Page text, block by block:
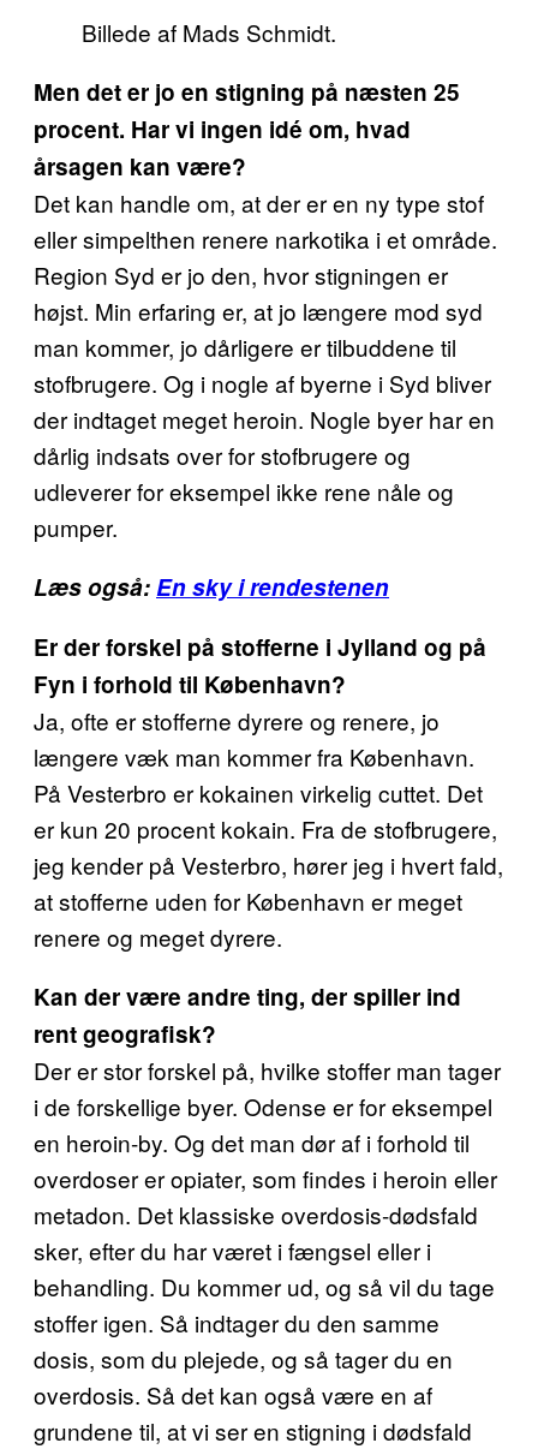
Billede af Mads Schmidt.
Men det er jo en stigning på næsten 25
procent. Har vi ingen idé om, hvad
årsagen kan være?
Det kan handle om, at der er en ny type stof
eller simpelthen renere narkotika i et område.
Region Syd er jo den, hvor stigningen er
højst. Min erfaring er, at jo længere mod syd
man kommer, jo dårligere er tilbuddene til
stofbrugere. Og i nogle af byerne i Syd bliver
der indtaget meget heroin. Nogle byer har en
dårlig indsats over for stofbrugere og
udleverer for eksempel ikke rene nåle og
pumper.
Læs også:En sky i rendestenen
Er der forskel på stofferne i Jylland og på
Fyn i forhold til København?
Ja, ofte er stofferne dyrere og renere, jo
længere væk man kommer fra København.
På Vesterbro er kokainen virkelig cuttet. Det
er kun 20 procent kokain. Fra de stofbrugere,
jeg kender på Vesterbro, hører jeg i hvert fald,
at stofferne uden for København er meget
renere og meget dyrere.
Kan der være andre ting, der spiller ind
rent geografisk?
Der er stor forskel på, hvilke stoffer man tager
i de forskellige byer. Odense er for eksempel
en heroin-by. Og det man dør af i forhold til
overdoser er opiater, som findes i heroin eller
metadon. Det klassiske overdosis-dødsfald
sker, efter du har været i fængsel eller i
behandling. Du kommer ud, og så vil du tage
stoffer igen. Så indtager du den samme
dosis, som du plejede, og så tager du en
overdosis. Så det kan også være en af
grundene til, at vi ser en stigning i dødsfald